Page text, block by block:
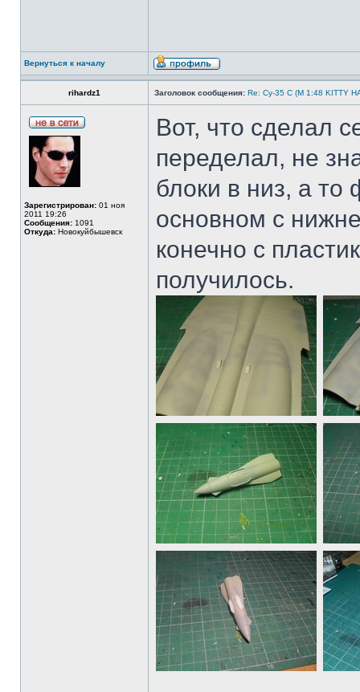
Вернуться к началу
rihardz1 Заголовок сообщения: Re: Су-35 С (М 1:48 KITTY
Зарегистрирован: 01 ноя
2011 19:26
Сообщения: 1091
Откуда: Новокуйбышевск
Вот, что сделал
переделал, не
блоки в низ, а
основном с
конечно с
получилось.